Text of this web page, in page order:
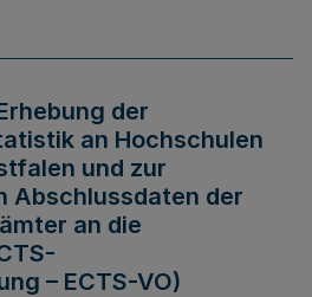
der
an Hochschulen
und zur
Abschlussdaten der
an die
– ECTS-VO)